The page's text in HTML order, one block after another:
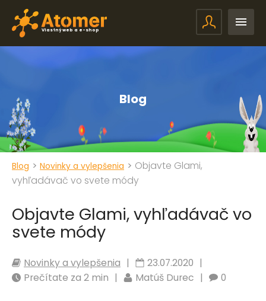
Vlastný web a e-shop
Blog
Blog > Novinky a vylepšenia > Objavte Glami,
vyhľadávač vo svete módy
Objavte Glami, vyhľadávač vo
svete módy
Novinky a vylepšenia | 23.07.2020 |
Prečítate za 2 min | Matúš Durec | 0